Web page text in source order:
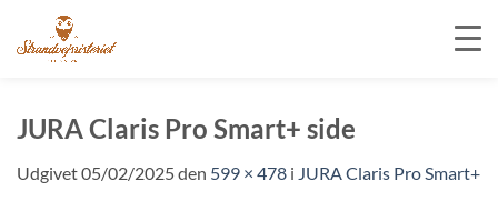
indhold
JURA Claris Pro Smart+ side
Udgivet05/02/2025den 599 × 478 i JURA Claris Pro Smart+